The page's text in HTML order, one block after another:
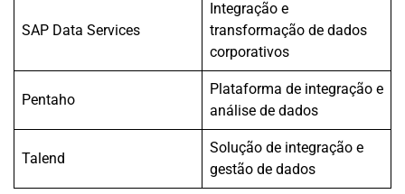
SAP Data Services
Integração e
transformação de dados
corporativos
Pentaho
Plataforma de integração e
análise de dados
Talend
Solução de integração e
gestão de dados